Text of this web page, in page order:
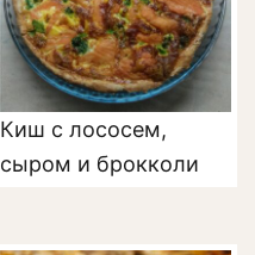
Киш с лососем,
сыром и брокколи